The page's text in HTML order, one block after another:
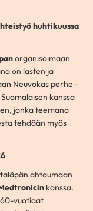
huhtikuussa
organisoimaan
on lasten ja
Neuvokas perhe -
kanssa
jonka teemana
tehdään myös
ahtaumaan
kanssa.
vuotiaat